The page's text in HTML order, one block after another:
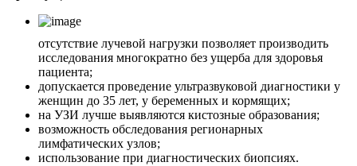
отсутствие лучевой нагрузки позволяет производить
исследования многократно без ущерба для здоровья
пациента;
допускается проведение ультразвуковой диагностики у
женщин до 35 лет, у беременных и кормящих;
на УЗИ лучше выявляются кистозные образования;
возможность обследования регионарных
лимфатических узлов;
использование при диагностических биопсиях.